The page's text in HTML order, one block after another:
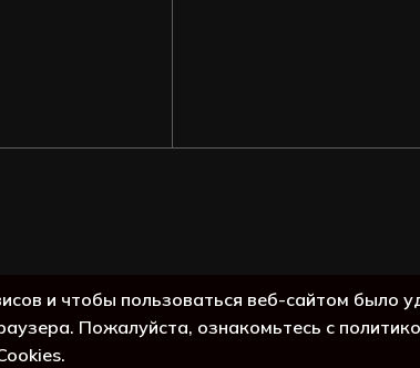
и чтобы пользоваться веб-сайтом было
Пожалуйста, ознакомьтесь с